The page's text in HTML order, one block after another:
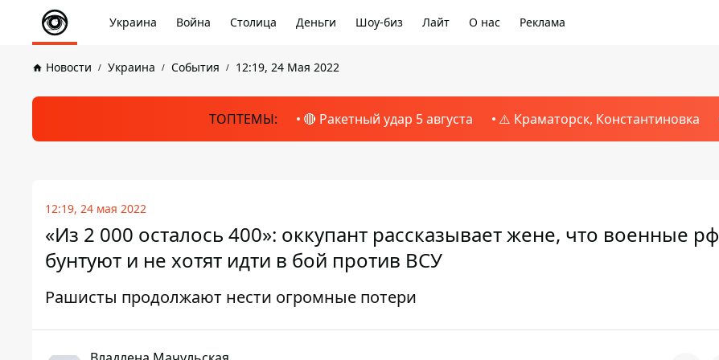
Украина Война Столица Деньги Шоу-биз Лайт О нас Реклама
Новости Украина События 12:19, 24 Мая 2022
ТОПТЕМЫ: 🔴 Ракетный удар 5 августа ⚠️ Краматорск, Константиновка
12:19, 24 мая 2022
«Из 2 000 осталось 400»: оккупант рассказывает жене, что военные рф
бунтуют и не хотят идти в бой против ВСУ
Рашисты продолжают нести огромные потери